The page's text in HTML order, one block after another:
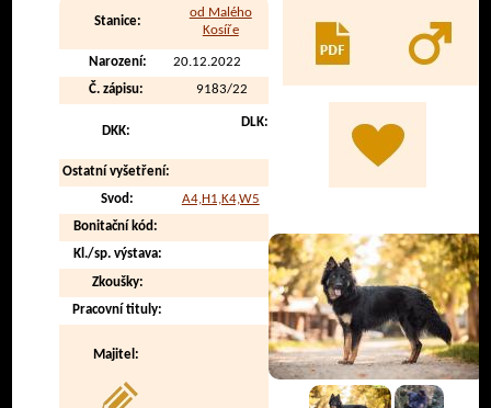
Stanice:
od Malého
Kosíře
Narození:
20.12.2022
Č. zápisu:
9183/22
DKK:
DLK:
Ostatní vyšetření:
Svod:
A4,H1,K4,W5
Bonitační kód:
Kl./sp. výstava:
Zkoušky:
Pracovní tituly:
Majitel: